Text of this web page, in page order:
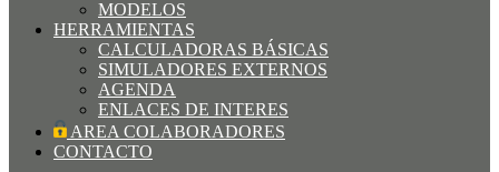
MODELOS
HERRAMIENTAS
CALCULADORAS BÁSICAS
SIMULADORES EXTERNOS
AGENDA
ENLACES DE INTERES
AREA COLABORADORES
CONTACTO